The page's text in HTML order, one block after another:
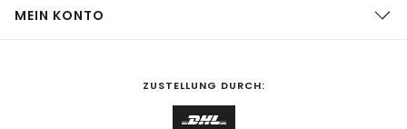
MEIN KONTO
ZUSTELLUNG DURCH: